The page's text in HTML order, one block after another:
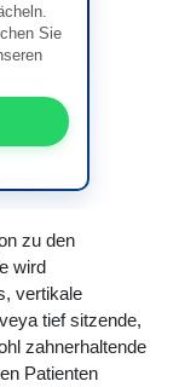
Sie
zu den
wird
vertikale
tief sitzende,
zahnerhaltende
Patienten